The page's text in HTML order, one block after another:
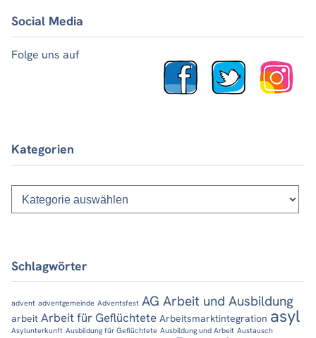
Social Media
Folge uns auf
Kategorien
Kategorien
Schlagwörter
advent adventgemeinde Adventsfest AG Arbeit und Ausbildung
arbeit Arbeit für Geflüchtete Arbeitsmarktintegration asyl
Asylunterkunft Ausbildung für Geflüchtete Ausbildung und Arbeit Austausch